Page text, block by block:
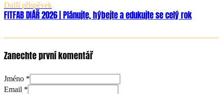
Další příspěvek
FITFAB DIÁŘ 2026 | Plánujte, hýbejte a edukujte se celý rok
Zanechte první komentář
Jméno *
Email *